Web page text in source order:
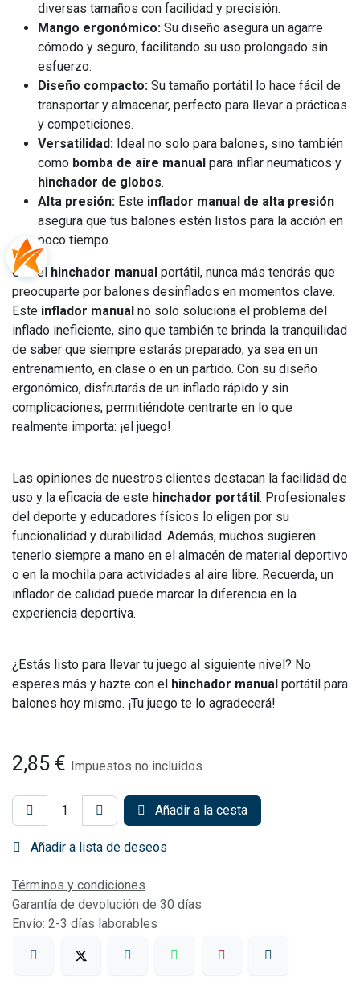
diversas tamaños con facilidad y precisión.
Mango ergonómico: Su diseño asegura un agarre
cómodo y seguro, facilitando su uso prolongado sin
esfuerzo.
Diseño compacto: Su tamaño portátil lo hace fácil de
transportar y almacenar, perfecto para llevar a prácticas
y competiciones.
Versatilidad: Ideal no solo para balones, sino también
como bomba de aire manual para inflar neumáticos y
hinchador de globos.
Alta presión: Este inflador manual de alta presión
asegura que tus balones estén listos para la acción en
poco tiempo.
Con el hinchador manual portátil, nunca más tendrás que
preocuparte por balones desinflados en momentos clave.
Este inflador manual no solo soluciona el problema del
inflado ineficiente, sino que también te brinda la tranquilidad
de saber que siempre estarás preparado, ya sea en un
entrenamiento, en clase o en un partido. Con su diseño
ergonómico, disfrutarás de un inflado rápido y sin
complicaciones, permitiéndote centrarte en lo que
realmente importa: ¡el juego!
Las opiniones de nuestros clientes destacan la facilidad de
uso y la eficacia de este hinchador portátil. Profesionales
del deporte y educadores físicos lo eligen por su
funcionalidad y durabilidad. Además, muchos sugieren
tenerlo siempre a mano en el almacén de material deportivo
o en la mochila para actividades al aire libre. Recuerda, un
inflador de calidad puede marcar la diferencia en la
experiencia deportiva.
¿Estás listo para llevar tu juego al siguiente nivel? No
esperes más y hazte con el hinchador manual portátil para
balones hoy mismo. ¡Tu juego te lo agradecerá!
2,85 € Impuestos no incluidos
Añadir a la cesta
Añadir a lista de deseos
Términos y condiciones
Garantía de devolución de 30 días
Envío: 2-3 días laborables